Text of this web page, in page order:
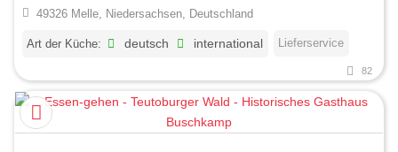
49326 Melle, Niedersachsen, Deutschland
Art der Küche: deutsch international Lieferservice
82